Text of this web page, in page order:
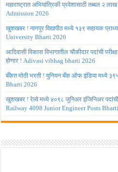
महाराष्ट्रात अभियांत्रिकी प्रवेशासाठी तब्बल २
Admission 2026
खुशखबर ! नागपूर विद्यापीठ मध्ये १३९ सहायक
University Bharti 2026
आदिवासी विकास विभागातील चौकीदार पदांची
होणार ! Adivasi vibhag bharti 2026
बँकेत मोठी भरती ! युनियन बँक ऑफ इंडिया मध्ये
Bharti 2026
खुशखबर ! रेल्वे मध्ये ४०९८ जुनिअर इंजिनिअर
Railway 4098 Junior Engineer Posts